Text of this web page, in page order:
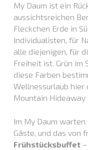
My Daum ist ein
aussichtsreichen
Fleckchen Erde in
Individualisten, für
alle diejenigen, für
Freiheit ist. Grün im
diese Farben
Wellnessurlaub hier
Mountain Hideaway
Im My Daum
Gäste, und das von
Frühstücksbuffet–